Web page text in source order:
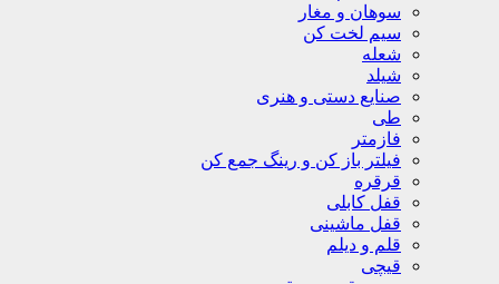
سوهان و مغار
سیم لخت کن
شعله
شیلد
صنایع دستی و هنری
طی
فازمتر
فیلتر باز کن و رینگ جمع کن
قرقره
قفل کابلی
قفل ماشینی
قلم و دیلم
قیچی